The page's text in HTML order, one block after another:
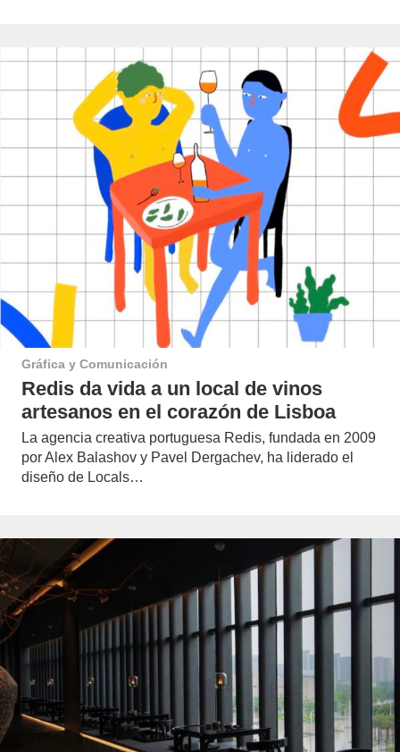
Gráfica y Comunicación
Redis da vida a un local de vinos
artesanos en el corazón de Lisboa
La agencia creativa portuguesa Redis, fundada en 2009
por Alex Balashov y Pavel Dergachev, ha liderado el
diseño de Locals…